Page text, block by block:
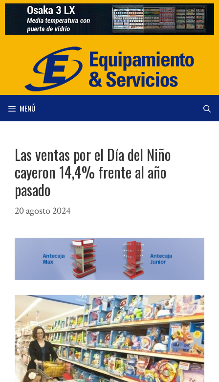
Saltar
contenido
MENÚ
Las ventas por el Día del Niño
cayeron 14,4% frente al año
pasado
20 agosto 2024